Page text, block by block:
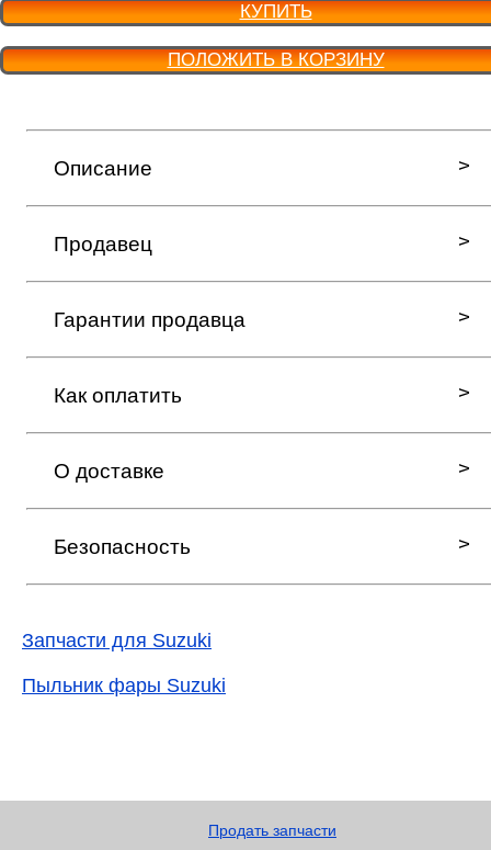
КУПИТЬ
ПОЛОЖИТЬ В КОРЗИНУ
Описание
Продавец
Гарантии продавца
Как оплатить
О доставке
Безопасность
Запчасти для Suzuki
Пыльник фары Suzuki
Продать запчасти